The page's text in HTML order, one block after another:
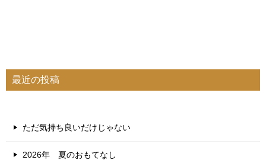
最近の投稿
ただ気持ち良いだけじゃない
2026年 夏のおもてなし